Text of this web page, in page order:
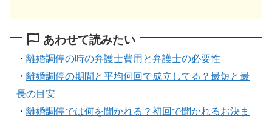
あわせて読みたい
・ 離婚調停の時の弁護士費用と弁護士の必要性
・ 離婚調停の期間と平均何回で成立してる？最短と最
長の目安
・ 離婚調停では何を聞かれる？初回で聞かれるお決ま